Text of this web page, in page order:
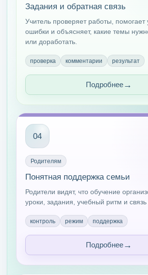
Задания и обратная связь
Учитель проверяет работы, помогает
ошибки и объясняет, какие темы
или доработать.
проверка комментарии результат
Подробнее
04
Родителям
Понятная поддержка семьи
Родители видят, что обучение
уроки, задания, учебный ритм и связь
контроль режим поддержка
Подробнее